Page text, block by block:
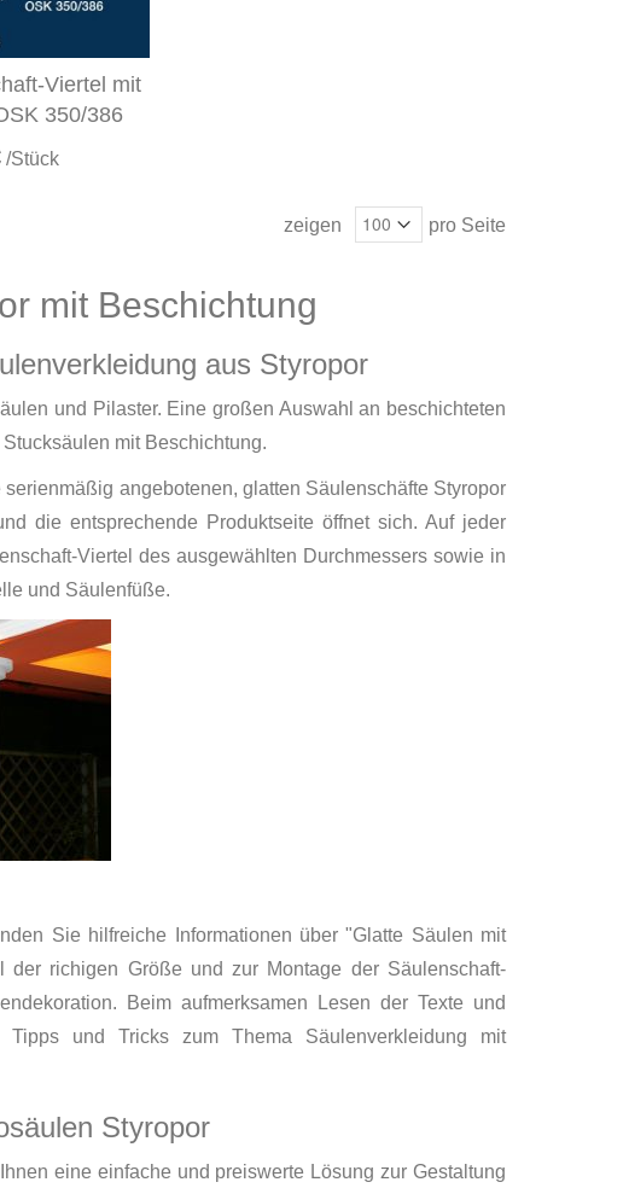
Viertel mit
350/386
/Stück
zeigen pro Seite
mit Beschichtung
aus Styropor
und Pilaster. Eine großen Auswahl an beschichteten
mit Beschichtung.
angebotenen, glatten Säulenschäfte Styropor
die entsprechende Produktseite öffnet sich. Auf jeder
Viertel des ausgewählten Durchmessers sowie in
und Säulenfüße.
Sie hilfreiche Informationen über "Glatte Säulen mit
der richigen Größe und zur Montage der Säulenschaft-
Beim aufmerksamen Lesen der Texte und
und Tricks zum Thema Säulenverkleidung mit
Styropor
eine einfache und preiswerte Lösung zur Gestaltung